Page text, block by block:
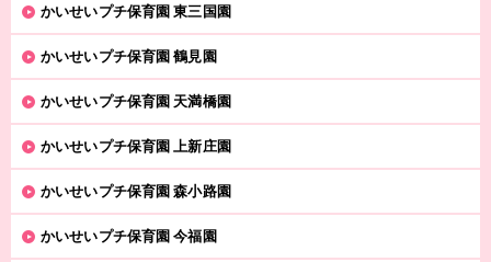
かいせいプチ保育園 東三国園
かいせいプチ保育園 鶴見園
かいせいプチ保育園 天満橋園
かいせいプチ保育園 上新庄園
かいせいプチ保育園 森小路園
かいせいプチ保育園 今福園